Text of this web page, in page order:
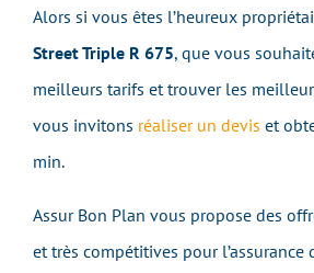
Alors si vous êtes l’heureux
Street Triple R 675, que vous
meilleurs tarifs et trouver les
vous invitons réaliser un devis et
min.
Assur Bon Plan vous propose des
et très compétitives pour l’assurance